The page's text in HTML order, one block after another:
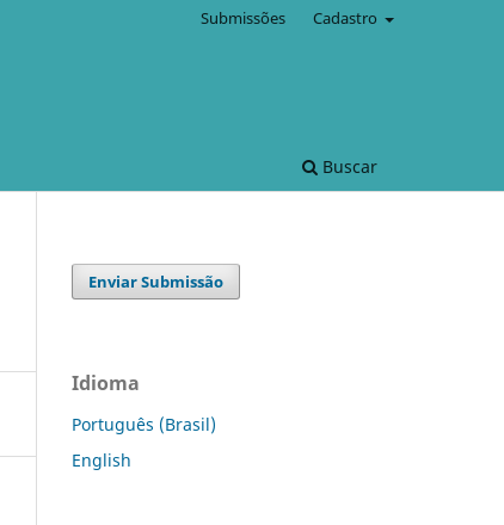
Buscar
Submissões Cadastro
Enviar Submissão
Idioma
Português (Brasil)
English